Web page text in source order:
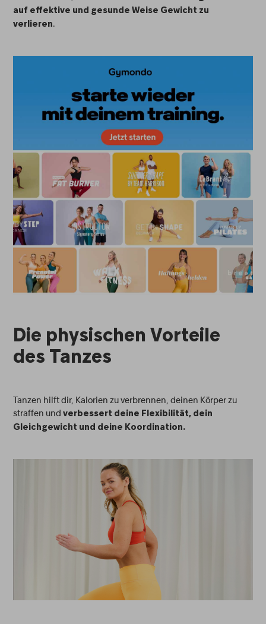
auf effektive und gesunde Weise Gewicht zu
verlieren.
Die physischen Vorteile
des Tanzes
Tanzen hilft dir, Kalorien zu verbrennen, deinen Körper zu
straffen undverbessert deine Flexibilität, dein
Gleichgewicht und deine Koordination.